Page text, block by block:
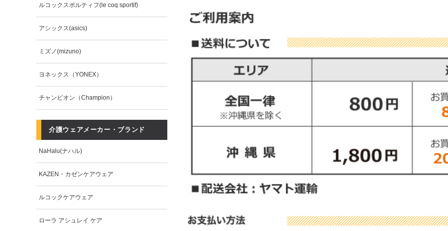
ルコックスポルティフ(le coq sportif)
アシックス(asics)
ミズノ(mizuno)
ヨネックス（YONEX）
チャンピオン（Champion）
介護ウェアメーカー・ブランド
NaHalu(ナハル)
KAZEN・カゼンケアウェア
ルコックケアウェア
ローラ アシュレイ ケア